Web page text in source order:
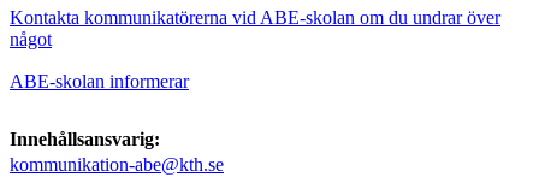
Kontakta kommunikatörerna vid ABE-skolan om du undrar över
något
ABE-skolan informerar
Innehållsansvarig:
kommunikation-abe@kth.se